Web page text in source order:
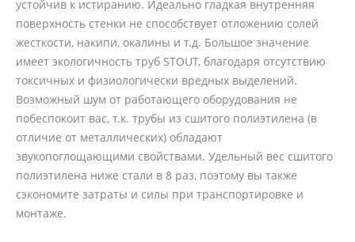
устойчив к истиранию. Идеально гладкая внутренняя
поверхность стенки не способствует отложению солей
жесткости, накипи, окалины и т.д. Большое значение
имеет экологичность труб STOUT, благодаря отсутствию
токсичных и физиологически вредных выделений.
Возможный шум от работающего оборудования не
побеспокоит вас, т.к. трубы из сшитого полиэтилена (в
отличие от металлических) обладают
звукопоглощающими свойствами. Удельный вес сшитого
полиэтилена ниже стали в 8 раз, поэтому вы также
сэкономите затраты и силы при транспортировке и
монтаже.